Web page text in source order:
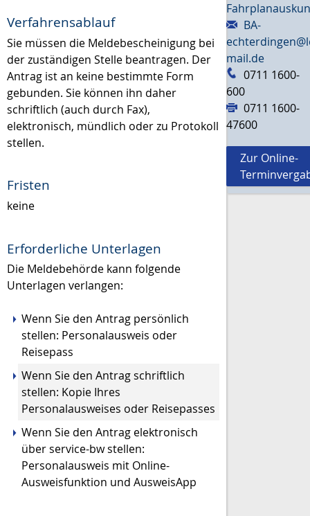
Verfahrensablauf
Sie müssen die Meldebescheinigung bei
der zuständigen Stelle beantragen. Der
Antrag ist an keine bestimmte Form
gebunden. Sie können ihn daher
schriftlich (auch durch Fax),
elektronisch, mündlich oder zu Protokoll
stellen.
Fristen
keine
Erforderliche Unterlagen
Die Meldebehörde kann folgende
Unterlagen verlangen:
Wenn Sie den Antrag persönlich
stellen: Personalausweis oder
Reisepass
Wenn Sie den Antrag schriftlich
stellen: Kopie Ihres
Personalausweises oder Reisepasses
Wenn Sie den Antrag elektronisch
über service-bw stellen:
Personalausweis mit Online-
Ausweisfunktion und AusweisApp
BA-
mail.de
0711 1600-
600
0711 1600-
47600
Zur Online-